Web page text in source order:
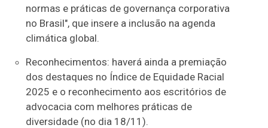
normas e práticas de governança corporativa
no Brasil", que insere a inclusão na agenda
climática global.
Reconhecimentos: haverá ainda a premiação
dos destaques no Índice de Equidade Racial
2025 e o reconhecimento aos escritórios de
advocacia com melhores práticas de
diversidade (no dia 18/11).